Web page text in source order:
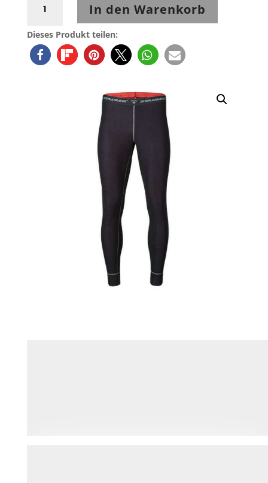
Dieses Produkt teilen:
HOSE
Microfleece
schwarz
Menge
In den Warenkorb